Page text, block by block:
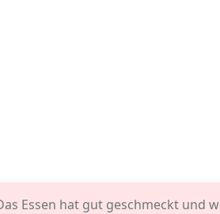
Essen hat gut geschmeckt und